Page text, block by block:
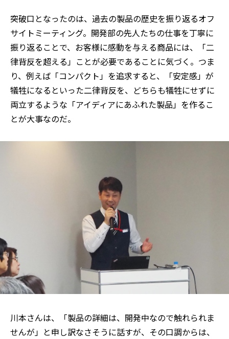
突破口となったのは、過去の製品の歴史を振り返るオフ
サイトミーティング。開発部の先人たちの仕事を丁寧に
振り返ることで、お客様に感動を与える商品には、「二
律背反を超える」ことが必要であることに気づく。つま
り、例えば「コンパクト」を追求すると、「安定感」が
犠牲になるといった二律背反を、どちらも犠牲にせずに
両立するような「アイディアにあふれた製品」を作るこ
とが大事なのだ。
川本さんは、「製品の詳細は、開発中なので触れられま
せんが」と申し訳なさそうに話すが、その口調からは、